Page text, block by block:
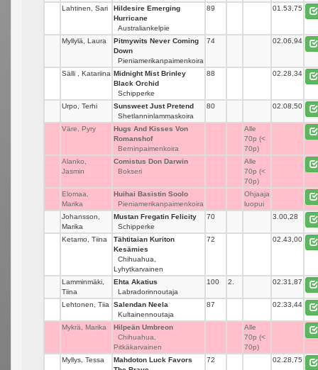
Lahtinen, Sari
Hildesire Emerging
Hurricane
Australiankelpie
89 01.53,75
Myllylä, Laura
Pitmywits Never Coming
Down
Pieniamerikanpaimenkoira
74 02.06,94
Sälli , Katariina Midnight Mist Brinley
Black Orchid
Schipperke
88 02.28,34
Urpo, Terhi
Sunsweet Just Pretend
Shetlanninlammaskoira
80 02.08,50
Väre, Pyry
Hugs And Kisses Von
Romanshof
Berninpaimenkoira
Alle
70p (<
70p)
Alanko,
Jasmin
Comistus Don Darwin
Bokseri
Alle
70p (<
70p)
Elomaa,
Marika
Huihai Basistin Soolo
Pieniamerikanpaimenkoira
Ohjaaja
luopui
Johansson,
Marika
Mustan Fregatin Felicity
Schipperke
70 3.00,28
Ketamo, Tiina
Tähtitaian Kuriton
Kesämies
Chihuahua,
Lyhytkarvainen
72 02.43,00
Lamminmäki,
Tiina
Ehta Akatius
Labradorinnoutaja
100 2. 02.31,87
Lehtonen, Tiia
Salendan Neela
Kultainennoutaja
87 02.33,44
Mykrä, Marika
Hilpeän Umbreon
Chihuahua,
Pitkäkarvainen
Alle
70p (<
70p)
Myllys, Tessa
Mahdoton Luck Favors
72 02.28,75